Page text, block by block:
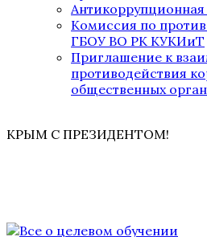
Антикоррупционная
Комиссия по
ГБОУ ВО РК КУКИиТ
Приглашение к
противодействия
общественных
КРЫМ С ПРЕЗИДЕНТОМ!